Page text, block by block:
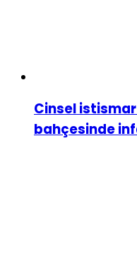
Cinsel
bahçesinde